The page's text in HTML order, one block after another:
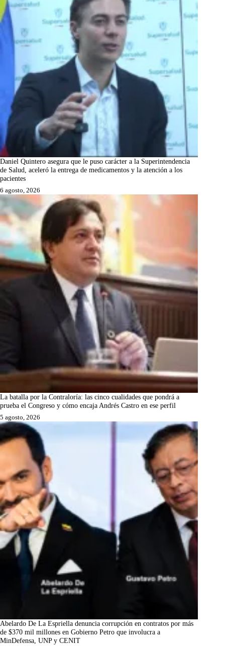
Daniel Quintero asegura que le puso carácter a la Superintendencia
de Salud, aceleró la entrega de medicamentos y la atención a los
pacientes
6 agosto, 2026
La batalla por la Contraloría: las cinco cualidades que pondrá a
prueba el Congreso y cómo encaja Andrés Castro en ese perfil
5 agosto, 2026
Abelardo De La Espriella denuncia corrupción en contratos por más
de $370 mil millones en Gobierno Petro que involucra a
MinDefensa, UNP y CENIT